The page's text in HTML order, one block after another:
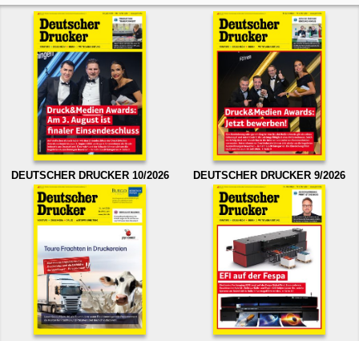
DEUTSCHER DRUCKER 10/2026 DEUTSCHER DRUCKER 9/2026